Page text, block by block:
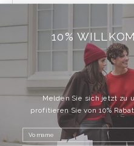
Weitere
ADD
Mid-Rise Hose
10%
Melden Sie sich jetzt zu
profitieren Sie von 10%